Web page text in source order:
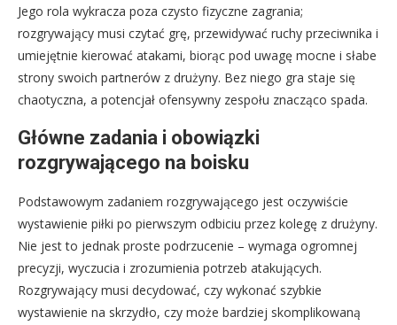
Jego rola wykracza poza czysto fizyczne zagrania;
rozgrywający musi czytać grę, przewidywać ruchy przeciwnika i
umiejętnie kierować atakami, biorąc pod uwagę mocne i słabe
strony swoich partnerów z drużyny. Bez niego gra staje się
chaotyczna, a potencjał ofensywny zespołu znacząco spada.
Główne zadania i obowiązki
rozgrywającego na boisku
Podstawowym zadaniem rozgrywającego jest oczywiście
wystawienie piłki po pierwszym odbiciu przez kolegę z drużyny.
Nie jest to jednak proste podrzucenie – wymaga ogromnej
precyzji, wyczucia i zrozumienia potrzeb atakujących.
Rozgrywający musi decydować, czy wykonać szybkie
wystawienie na skrzydło, czy może bardziej skomplikowaną